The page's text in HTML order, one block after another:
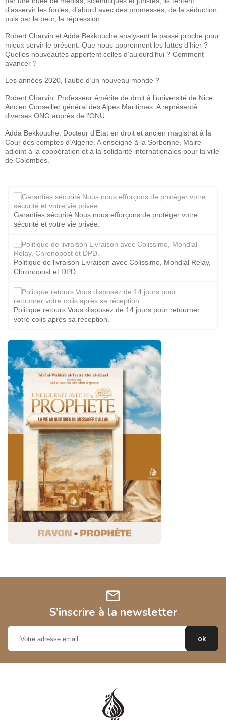
d’asservir les foules, d’abord avec des promesses, de la séduction,
puis par la peur, la répression.
Robert Charvin et Adda Bekkouche analysent le passé proche pour
mieux servir le présent. Que nous apprennent les luttes d’hier ?
Quelles nouveautés apportent celles d’aujourd’hui ? Comment
avancer ?
Les années 2020, l’aube d’un nouveau monde ?
Robert Charvin. Professeur émérite de droit à l’université de Nice.
Ancien Conseiller général des Alpes Maritimes. A représenté
diverses ONG auprès de l’ONU.
Adda Bekkouche. Docteur d’État en droit et ancien magistrat à la
Cour des comptes d’Algérie. A enseigné à la Sorbonne. Maire-
adjoint à la coopération et à la solidarité internationales pour la ville
de Colombes.
Garanties sécurité Nous nous efforçons de protéger votre
sécurité et votre vie privée.
Politique de livraison Livraison avec Colissimo, Mondial Relay,
Chronopost et DPD.
Politique retours Vous disposez de 14 jours pour retourner
votre colis après sa réception.
mail
S'inscrire à la newsletter